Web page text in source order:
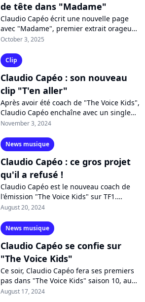
de tête dans "Madame"
Claudio Capéo écrit une nouvelle page
avec "Madame", premier extrait orageux
de son nouvel album attendu "cet
Purecharts...
October 3, 2025
Clip
Claudio Capéo : son nouveau
clip "T'en aller"
Après avoir été coach de "The Voice Kids",
Claudio Capéo enchaîne avec un single
inédit. Sur "T'en aller", le chanteur
November 3, 2024
News musique
Claudio Capéo : ce gros projet
qu'il a refusé !
Claudio Capéo est le nouveau coach de
l'émission "The Voice Kids" sur TF1.
Comme Lara Fabian, Slimane et Patrick
August 20, 2024
News musique
Claudio Capéo se confie sur
"The Voice Kids"
Ce soir, Claudio Capéo fera ses premiers
pas dans "The Voice Kids" saison 10, aux
côtés de Lara Fabian, Slimane et Patrick
August 17, 2024